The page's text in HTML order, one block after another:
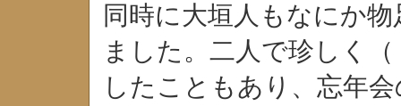
同時に大垣人もなにか
ました。二人で珍しく
したこともあり、忘年